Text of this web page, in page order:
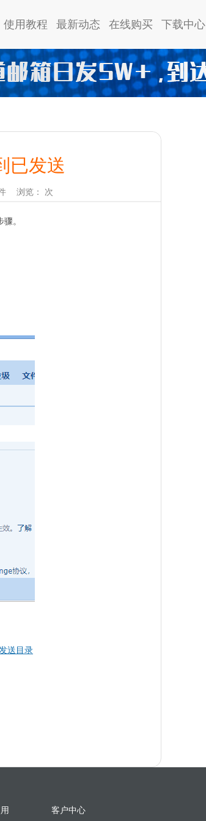
使用教程 最新动态 在线购买 下载中心
已发送
浏览： 次
。
送目录
客户中心